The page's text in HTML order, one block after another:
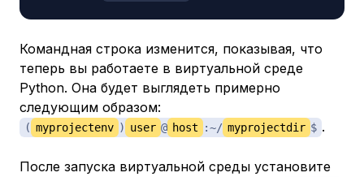
Командная строка изменится, показывая, что
теперь вы работаете в виртуальной среде
Python. Она будет выглядеть примерно
следующим образом:
( myprojectenv ) user @ host :~/ myprojectdir $ .
После запуска виртуальной среды установите